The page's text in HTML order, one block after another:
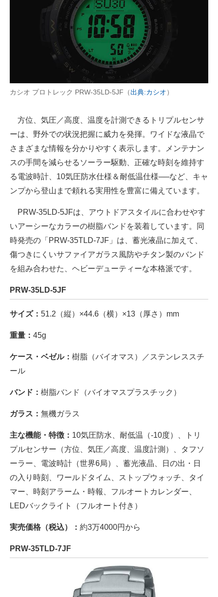
カシオ プロトレック PRW-35LD-5JF（出典:カシオ）
方位、気圧／高度、温度を計測できるトリプルセンサ
ーは、野外での状況把握に威力を発揮。ワイドな液晶で
さまざまな情報を分かりやすく表示します。メンテナン
スの手間を減らせるソーラー駆動、正確な時刻を維持す
る電波時計、10気圧防水仕様＆耐低温仕様──など、キャ
ンプから登山まで頼れる実用性を豊富に備えています。
PRW-35LD-5JFは、アウトドアスタイルに合わせやす
いアーシーなカラーの樹脂バンドを装着しています。同
時発売の「PRW-35TLD-7JF」は、蓄光液晶に加えて、
傷つきにくいサファイアガラス風防やチタン製のバンド
を組み合わせた、ヘビーデューティーな本格派です。
PRW-35LD-5JF
サイズ： 51.2（縦）×44.6（横）×13（厚さ）mm
重量： 45g
ケース・ベゼル： 樹脂（バイオマス）／ステンレススチ
ール
バンド： 樹脂バンド（バイオマスプラスチック）
ガラス： 無機ガラス
主な機能・特徴： 10気圧防水、耐低温（-10度）、トリ
プルセンサー（方位、気圧／高度、温度計測）、タフソ
ーラー、電波時計（世界6局）、蓄光液晶、日の出・日
の入り時刻、ワールドタイム、ストップウォッチ、タイ
マー、時刻アラーム・時報、フルオートカレンダー、
LEDバックライト（フルオート付き）
実売価格（税込）： 約3万4000円から
PRW-35TLD-7JF